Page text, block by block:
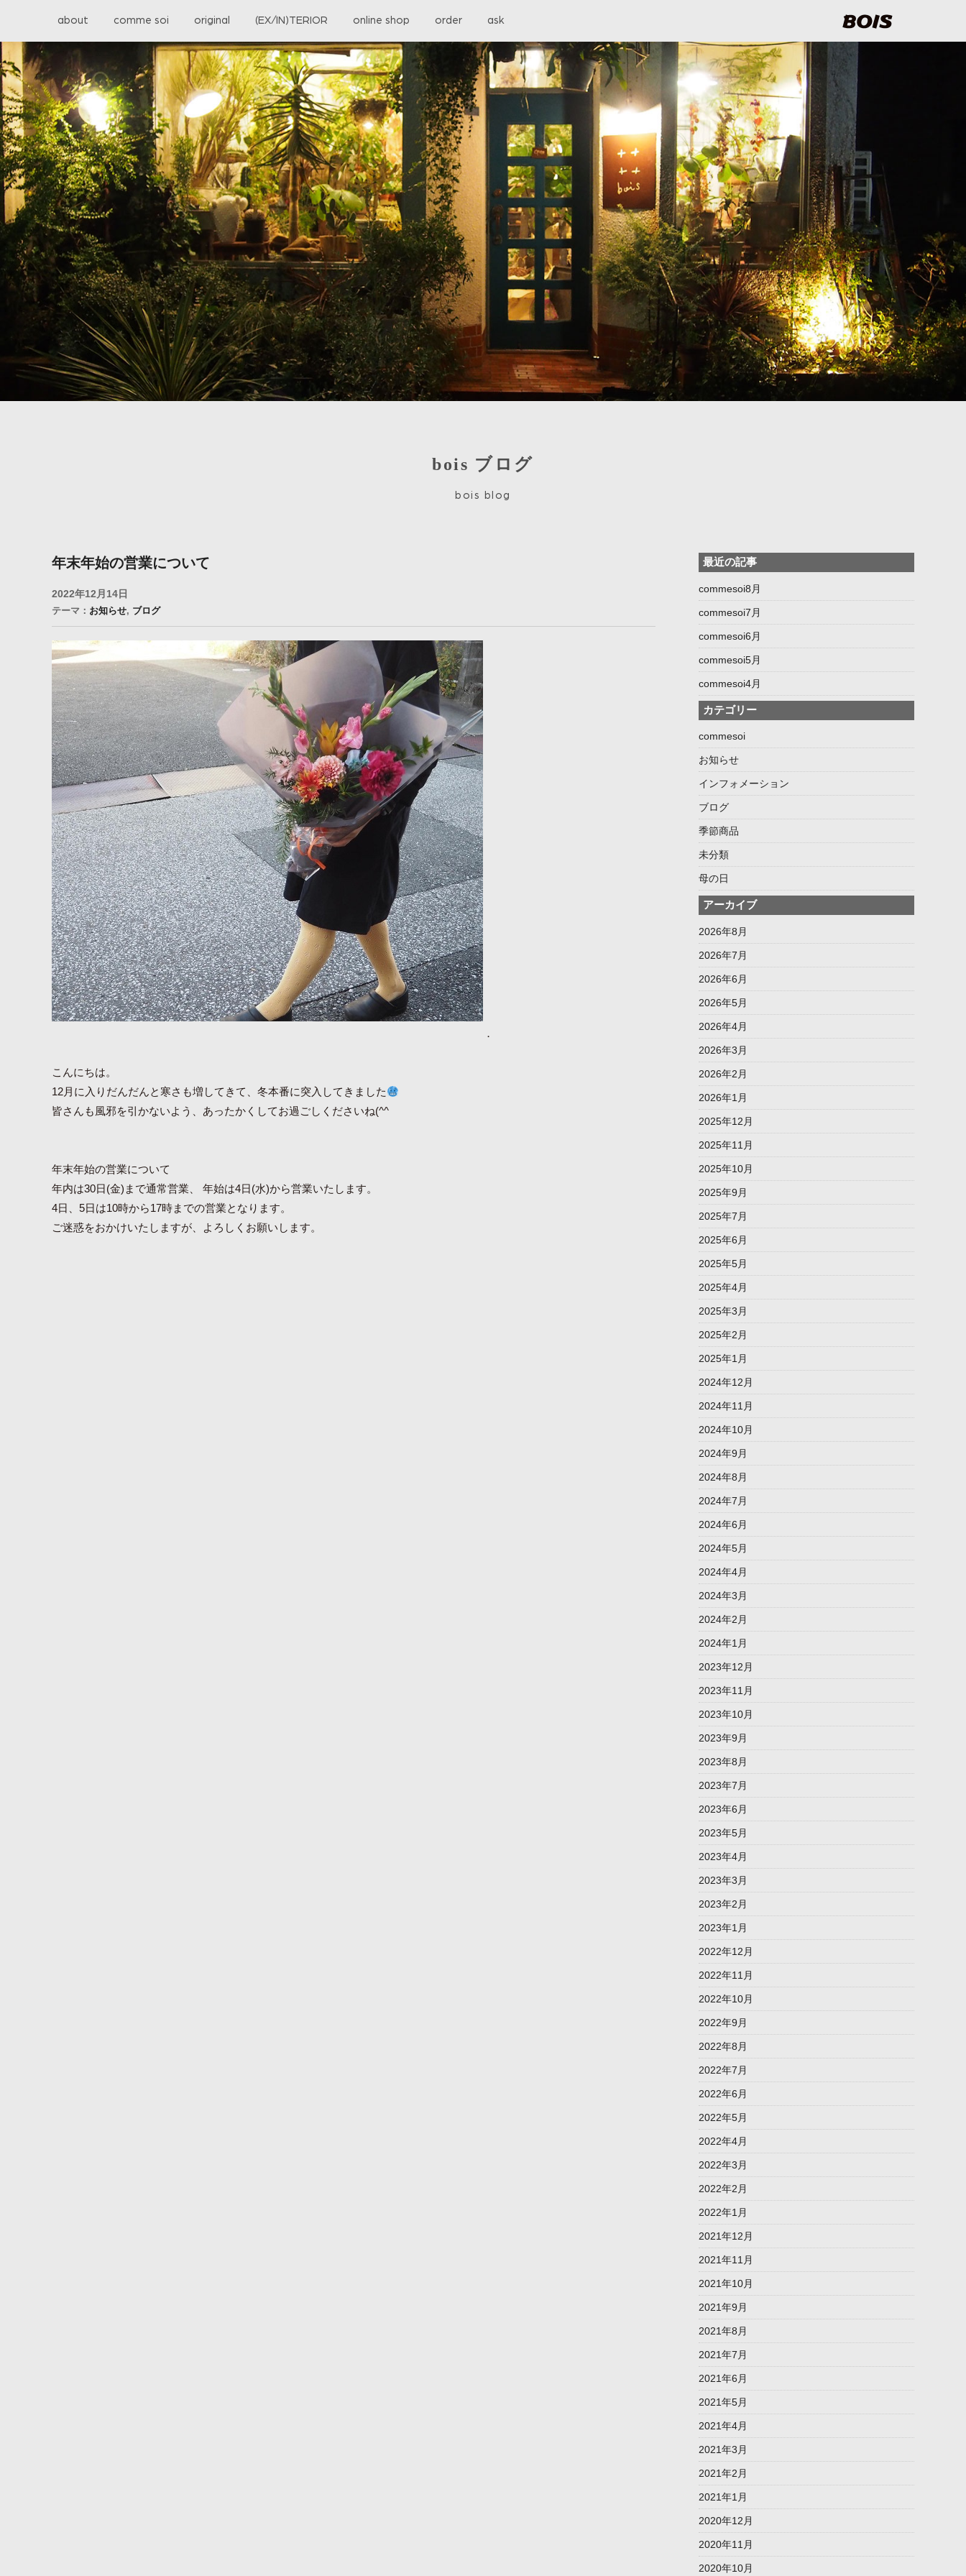
about comme soi original (EX/IN)TERIOR online shop order ask
bois ブログ
bois blog
年末年始の営業について
2022年12月14日
テーマ： お知らせ, ブログ
．
こんにちは。
12月に入りだんだんと寒さも増してきて、冬本番に突入してきました
皆さんも風邪を引かないよう、あったかくしてお過ごしくださいね(^^
年末年始の営業について
年内は30日(金)まで通常営業、 年始は4日(水)から営業いたします。
4日、5日は10時から17時までの営業となります。
ご迷惑をおかけいたしますが、よろしくお願いします。
最近の記事
commesoi8月
commesoi7月
commesoi6月
commesoi5月
commesoi4月
カテゴリー
commesoi
お知らせ
インフォメーション
ブログ
季節商品
未分類
母の日
アーカイブ
2026年8月
2026年7月
2026年6月
2026年5月
2026年4月
2026年3月
2026年2月
2026年1月
2025年12月
2025年11月
2025年10月
2025年9月
2025年7月
2025年6月
2025年5月
2025年4月
2025年3月
2025年2月
2025年1月
2024年12月
2024年11月
2024年10月
2024年9月
2024年8月
2024年7月
2024年6月
2024年5月
2024年4月
2024年3月
2024年2月
2024年1月
2023年12月
2023年11月
2023年10月
2023年9月
2023年8月
2023年7月
2023年6月
2023年5月
2023年4月
2023年3月
2023年2月
2023年1月
2022年12月
2022年11月
2022年10月
2022年9月
2022年8月
2022年7月
2022年6月
2022年5月
2022年4月
2022年3月
2022年2月
2022年1月
2021年12月
2021年11月
2021年10月
2021年9月
2021年8月
2021年7月
2021年6月
2021年5月
2021年4月
2021年3月
2021年2月
2021年1月
2020年12月
2020年11月
2020年10月